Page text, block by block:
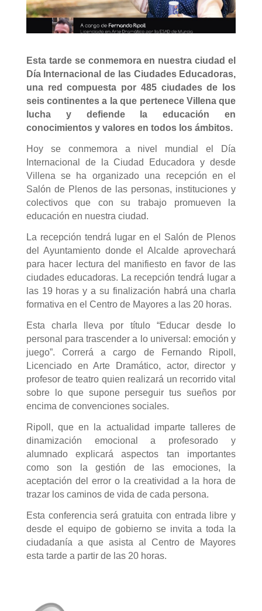
Esta tarde se conmemora en nuestra ciudad el
Día Internacional de las Ciudades Educadoras,
una red compuesta por 485 ciudades de los
seis continentes a la que pertenece Villena que
lucha y defiende la educación en
conocimientos y valores en todos los ámbitos.
Hoy se conmemora a nivel mundial el Día
Internacional de la Ciudad Educadora y desde
Villena se ha organizado una recepción en el
Salón de Plenos de las personas, instituciones y
colectivos que con su trabajo promueven la
educación en nuestra ciudad.
La recepción tendrá lugar en el Salón de Plenos
del Ayuntamiento donde el Alcalde aprovechará
para hacer lectura del manifiesto en favor de las
ciudades educadoras. La recepción tendrá lugar a
las 19 horas y a su finalización habrá una charla
formativa en el Centro de Mayores a las 20 horas.
Esta charla lleva por título “Educar desde lo
personal para trascender a lo universal: emoción y
juego”. Correrá a cargo de Fernando Ripoll,
Licenciado en Arte Dramático, actor, director y
profesor de teatro quien realizará un recorrido vital
sobre lo que supone perseguir tus sueños por
encima de convenciones sociales.
Ripoll, que en la actualidad imparte talleres de
dinamización emocional a profesorado y
alumnado explicará aspectos tan importantes
como son la gestión de las emociones, la
aceptación del error o la creatividad a la hora de
trazar los caminos de vida de cada persona.
Esta conferencia será gratuita con entrada libre y
desde el equipo de gobierno se invita a toda la
ciudadanía a que asista al Centro de Mayores
esta tarde a partir de las 20 horas.